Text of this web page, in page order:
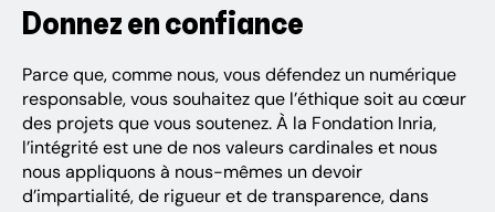
Donnez en confiance
Parce que, comme nous, vous défendez un numérique
responsable, vous souhaitez que l’éthique soit au cœur
des projets que vous soutenez. À la Fondation Inria,
l’intégrité est une de nos valeurs cardinales et nous
nous appliquons à nous-mêmes un devoir
d’impartialité, de rigueur et de transparence, dans